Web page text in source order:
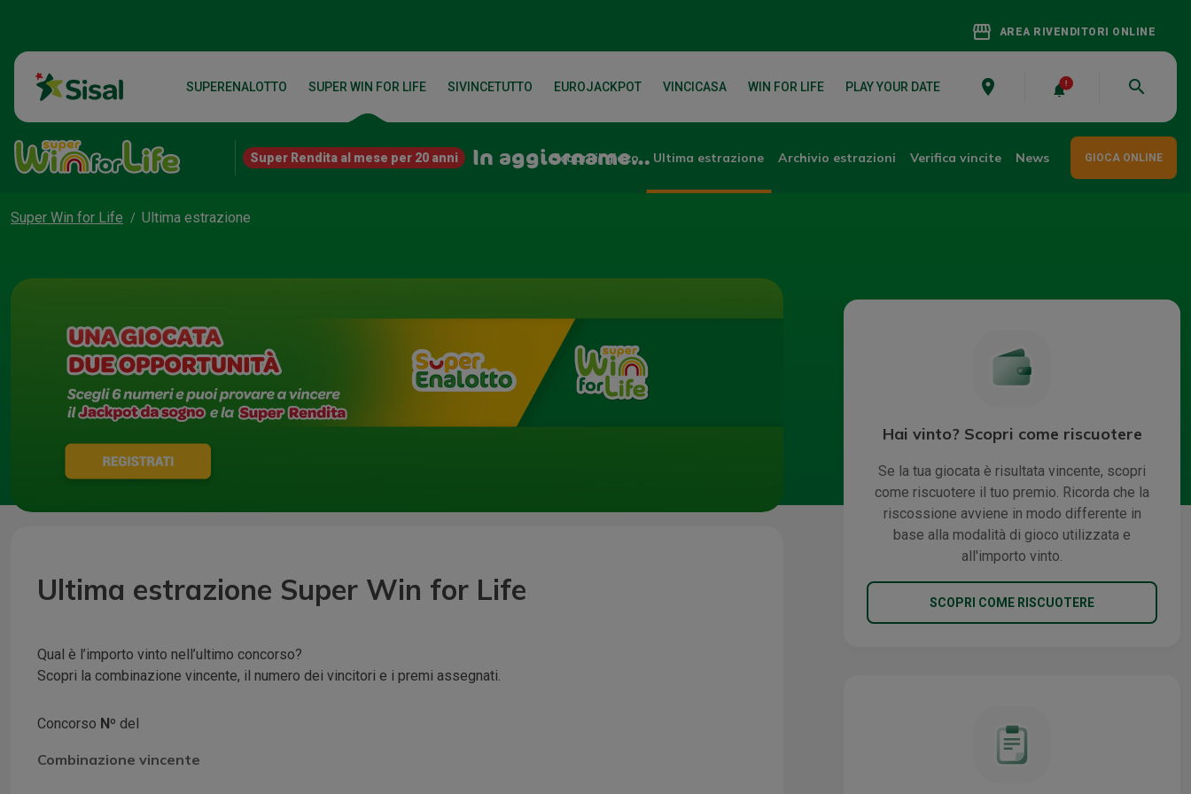
storefront AREA RIVENDITORI ONLINE
SUPERENALOTTO SUPER WIN FOR LIFE SIVINCETUTTO EUROJACKPOT VINCICASA WIN FOR LIFE PLAY YOUR DATE place search
Super Rendita al mese per 20 anni In aggiornamento
Scopri il gioco Ultima estrazione Archivio estrazioni Verifica vincite News GIOCA ONLINE
Super Win for Life Ultima estrazione
Ultima estrazione Super Win for Life
Qual è l’importo vinto nell’ultimo concorso?
Scopri la combinazione vincente, il numero dei vincitori e i premi assegnati.
Concorso Nº del
Combinazione vincente
Hai vinto? Scopri come riscuotere
Se la tua giocata è risultata vincente, scopri
come riscuotere il tuo premio. Ricorda che la
riscossione avviene in modo differente in
base alla modalità di gioco utilizzata e
all'importo vinto.
SCOPRI COME RISCUOTERE